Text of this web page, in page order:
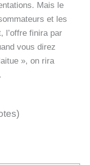
Mais le
et les
l’offre finira par
vous direz
», on rira